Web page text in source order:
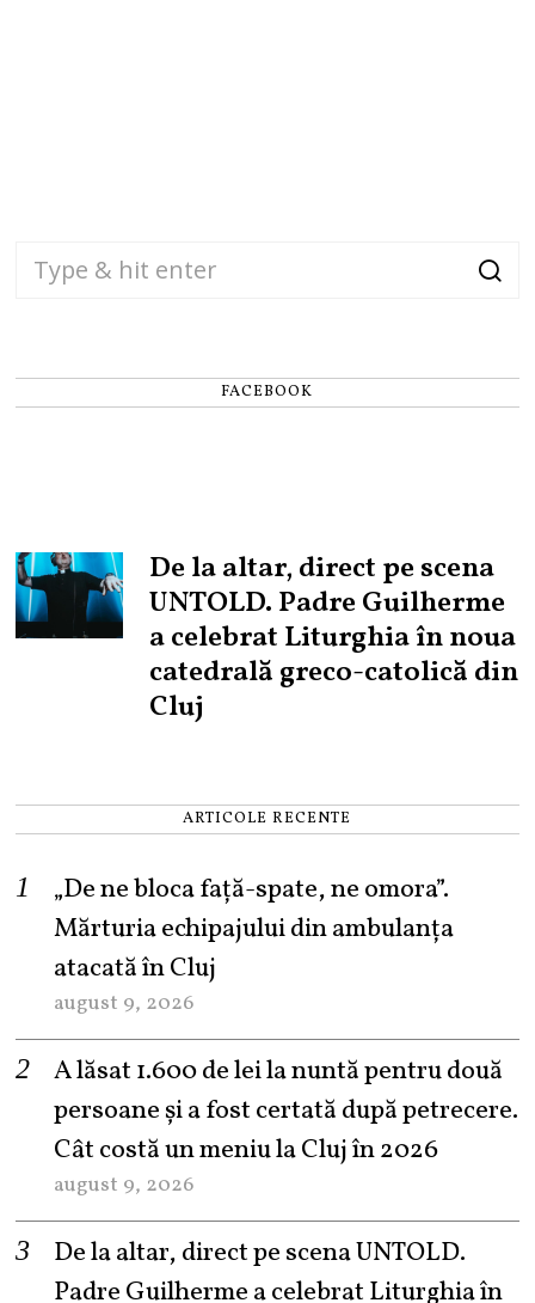
FACEBOOK
De la altar, direct pe scena
UNTOLD. Padre Guilherme
a celebrat Liturghia în noua
catedrală greco-catolică din
Cluj
ARTICOLE RECENTE
„De ne bloca față-spate, ne omora”.
Mărturia echipajului din ambulanța
atacată în Cluj
august 9, 2026
A lăsat 1.600 de lei la nuntă pentru două
persoane și a fost certată după petrecere.
Cât costă un meniu la Cluj în 2026
august 9, 2026
De la altar, direct pe scena UNTOLD.
Padre Guilherme a celebrat Liturghia în